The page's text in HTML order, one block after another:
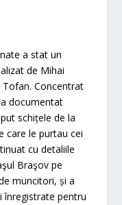
a stat un
de Mihai
Tofan. Concentrat
documentat
schițele de la
care le purtau cei
cu detaliile
Braşov pe
muncitori, și a
înregistrate pentru